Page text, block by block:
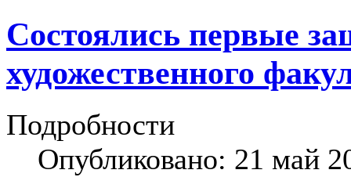
Состоялись первые
художественного
Подробности
Опубликовано: 21 май